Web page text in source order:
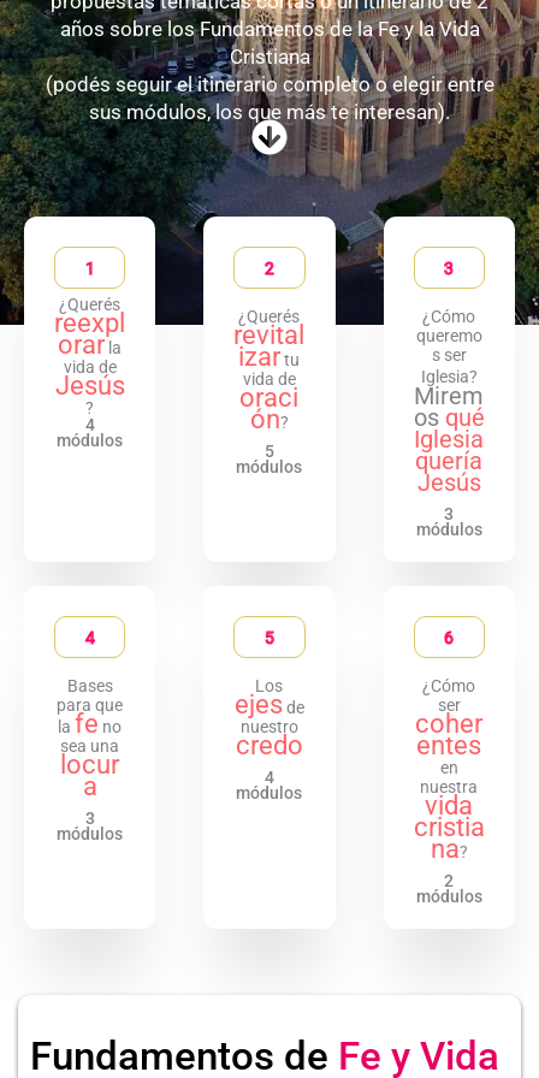
años sobre los Fundamentos de la Fe y la Vida
Cristiana
(podés seguir el itinerario completo o elegir entre
sus módulos, los que más te interesan).
1
¿Querés
reexpl
orar la
vida de
Jesús
?
4
módulos
2
¿Querés
revital
izartu
vida de
oraci
ón?
5
módulos
3
¿Cómo
queremo
s ser
Iglesia?
Mirem
os qué
Iglesia
quería
Jesús
3
módulos
4
Bases
para que
lafe no
sea una
locur
a
3
módulos
5
Los
ejesde
nuestro
credo
4
módulos
6
¿Cómo
ser
coher
entes
en
nuestra
vida
cristia
na?
2
módulos
Fundamentos de Fe y Vida